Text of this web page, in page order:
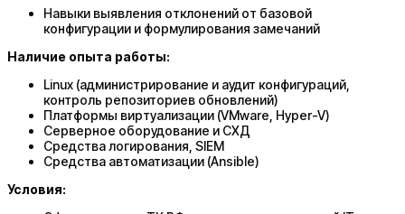
Навыки выявления отклонений от базовой
конфигурации и формулирования замечаний
Наличие опыта работы:
Linux (администрирование и аудит конфигураций,
контроль репозиториев обновлений)
Платформы виртуализации (VMware, Hyper-V)
Серверное оборудование и СХД
Средства логирования, SIEM
Средства автоматизации (Ansible)
Условия: